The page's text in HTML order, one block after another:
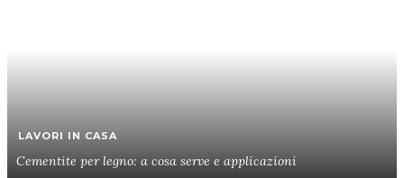
LAVORI IN CASA
Cementite per legno: a cosa serve e applicazioni